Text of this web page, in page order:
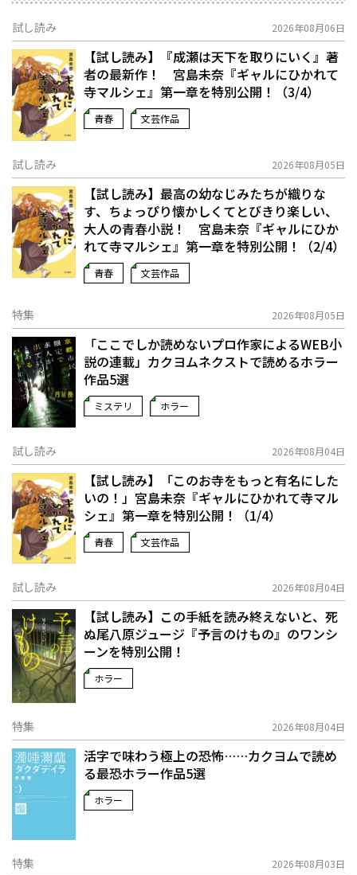
試し読み 2026年08月06日
【試し読み】『成瀬は天下を取りにいく』著
者の最新作！ 宮島未奈『ギャルにひかれて
寺マルシェ』第一章を特別公開！（3/4）
青春 文芸作品
試し読み 2026年08月05日
【試し読み】最高の幼なじみたちが織りな
す、ちょっぴり懐かしくてとびきり楽しい、
大人の青春小説！ 宮島未奈『ギャルにひか
れて寺マルシェ』第一章を特別公開！（2/4）
青春 文芸作品
特集 2026年08月05日
「ここでしか読めないプロ作家によるWEB小
説の連載」――カクヨムネクストで読めるホラー
作品5選
ミステリ ホラー
試し読み 2026年08月04日
【試し読み】「このお寺をもっと有名にした
いの！」宮島未奈『ギャルにひかれて寺マル
シェ』第一章を特別公開！（1/4）
青春 文芸作品
試し読み 2026年08月04日
【試し読み】この手紙を読み終えないと、死
ぬ――尾八原ジュージ『予言のけもの』のワンシ
ーンを特別公開！
ホラー
特集 2026年08月04日
活字で味わう極上の恐怖……カクヨムで読め
る最恐ホラー作品5選
ホラー
特集 2026年08月03日